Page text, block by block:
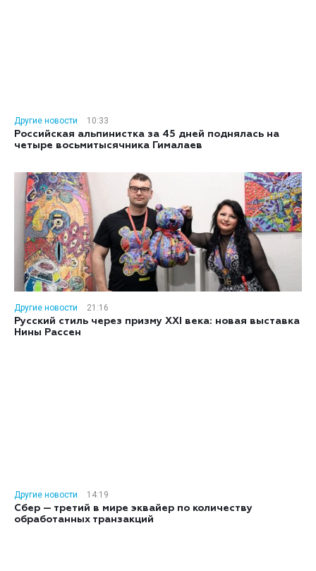
Другие новости
10:33
Российская альпинистка за 45 дней поднялась на
четыре восьмитысячника Гималаев
Другие новости
21:16
Русский стиль через призму XXI века: новая выставка
Нины Рассен
Другие новости
14:19
Сбер — третий в мире эквайер по количеству
обработанных транзакций